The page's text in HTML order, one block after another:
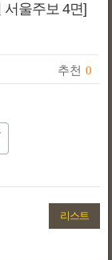
서울주보 4면]
추천 0
리스트